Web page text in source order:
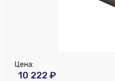
Цена:
10 222 ₽